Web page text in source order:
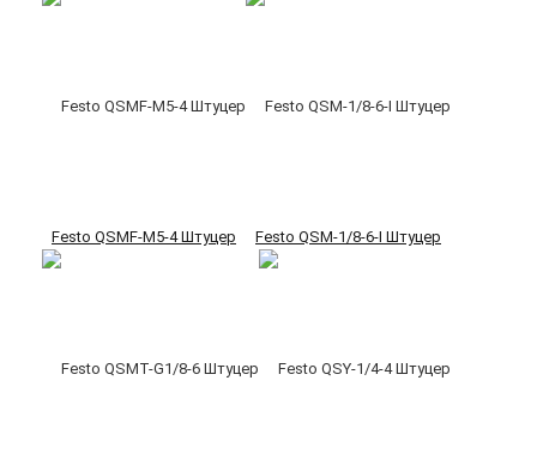
Festo QSMF-M5-4 Штуцер Festo QSM-1/8-6-I Штуцер